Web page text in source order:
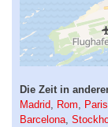
Die Zeit in
Madrid
Rom Paris
Barcelona